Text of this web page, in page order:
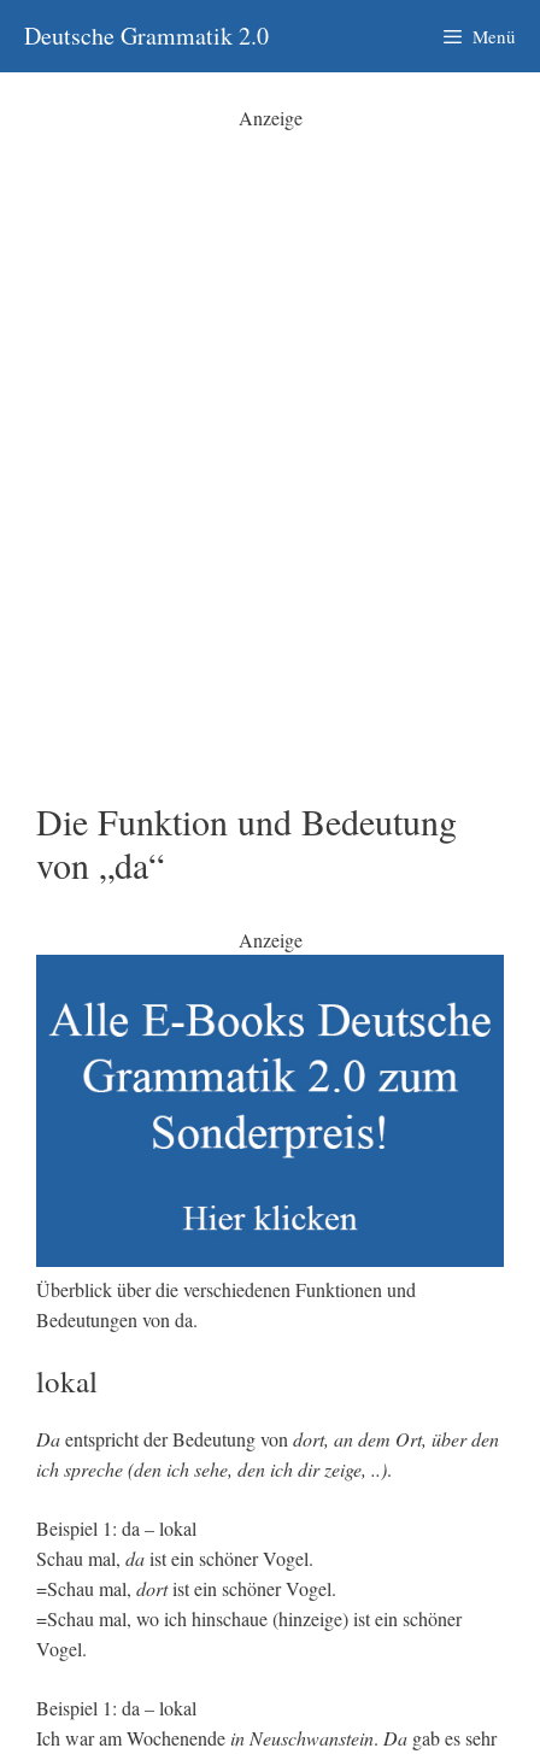
Inhalt
springen
Deutsche Grammatik 2.0 Menü
Anzeige
Die Funktion und Bedeutung
von „da“
Anzeige
Überblick über die verschiedenen Funktionen und
Bedeutungen von da.
lokal
Daentspricht der Bedeutung von dort, an dem Ort, über den
ich spreche (den ich sehe, den ich dir zeige, ..).
Beispiel 1: da – lokal
Schau mal, daist ein schöner Vogel.
=Schau mal, dortist ein schöner Vogel.
=Schau mal, wo ich hinschaue (hinzeige) ist ein schöner
Vogel.
Beispiel 1: da – lokal
Ich war am Wochenende in Neuschwanstein. Da gab es sehr